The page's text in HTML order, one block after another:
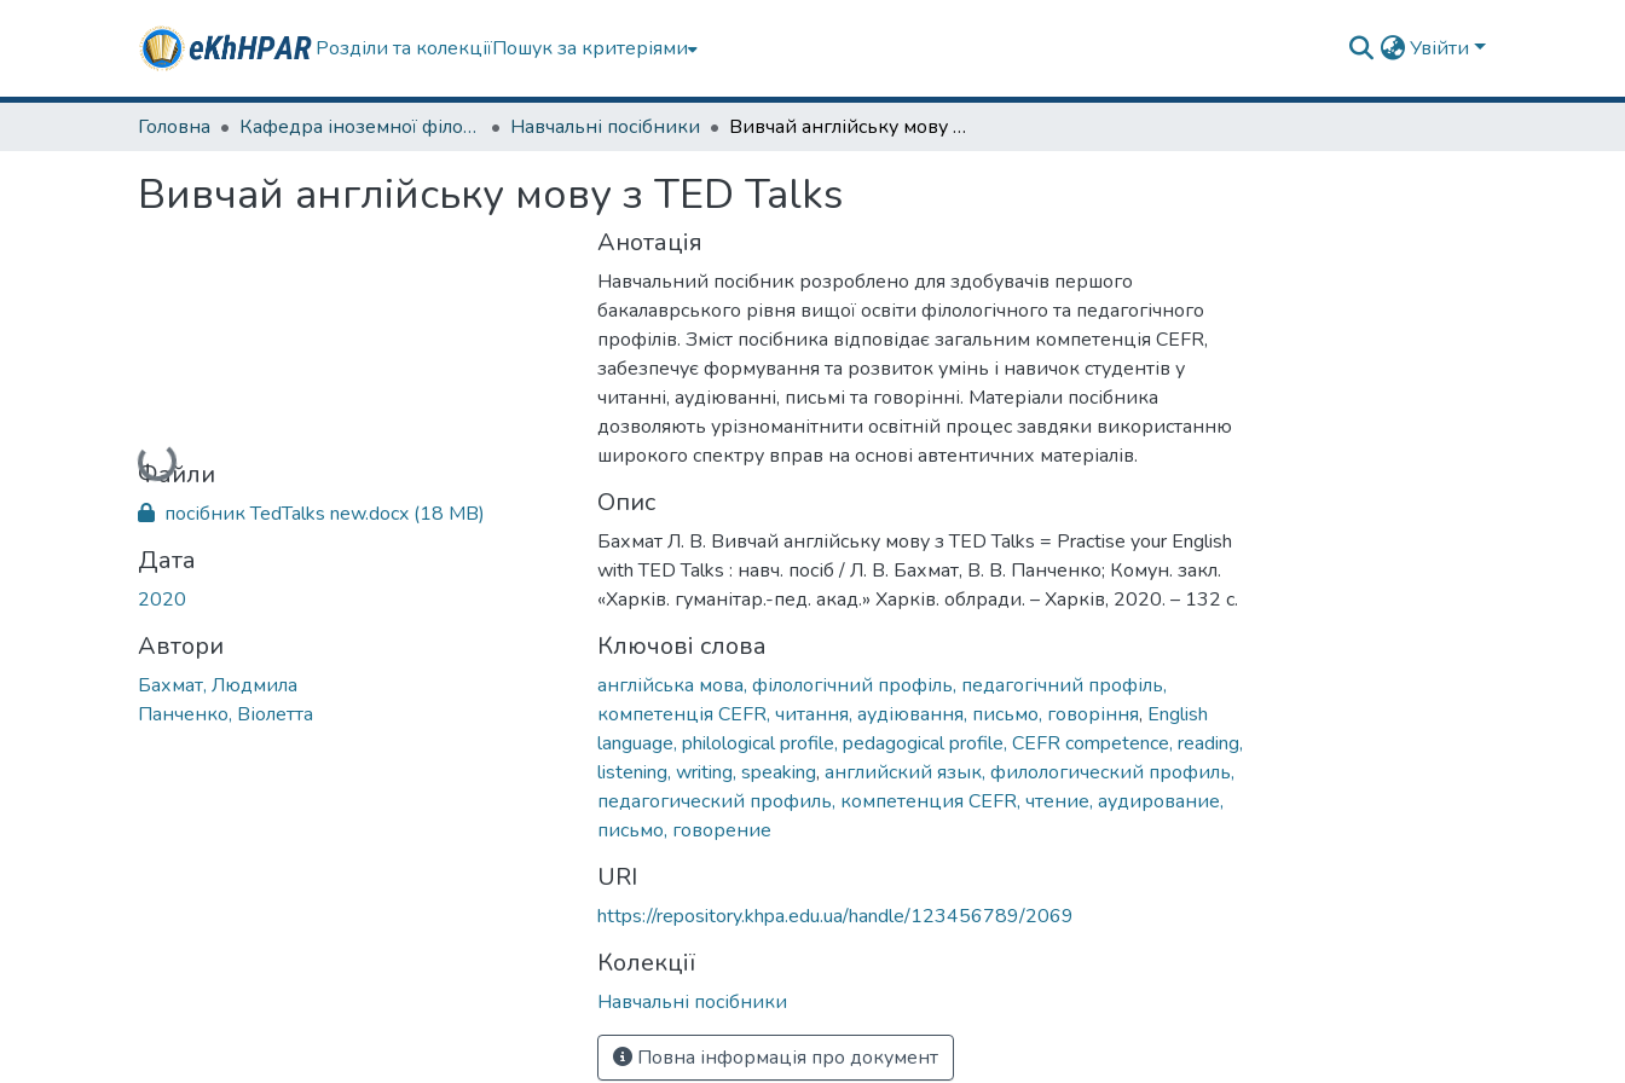
Розділи та колекціїПошук за критеріями Увійти
Головна Кафедра іноземної філології Навчальні посібники Вивчай англійську мову з TED Talks
Вивчай англійську мову з TED Talks
Вантажиться...
Файли
посібник TedTalks new.docx (18 MB)
Дата
2020
Автори
Бахмат, Людмила
Панченко, Віолетта
Анотація
Навчальний посібник розроблено для здобувачів першого
бакалаврського рівня вищої освіти філологічного та педагогічного
профілів. Зміст посібника відповідає загальним компетенція CEFR,
забезпечує формування та розвиток умінь і навичок студентів у
читанні, аудіюванні, письмі та говорінні. Матеріали посібника
дозволяють урізноманітнити освітній процес завдяки використанню
широкого спектру вправ на основі автентичних матеріалів.
Опис
Бахмат Л. В. Вивчай англійську мову з TED Talks = Practise your English
with TED Talks : навч. посіб / Л. В. Бахмат, В. В. Панченко; Комун. закл.
«Харків. гуманітар.-пед. акад.» Харків. облради. – Харків, 2020. – 132 с.
Ключові слова
англійська мова, філологічний профіль, педагогічний профіль,
компетенція CEFR, читання, аудіювання, письмо, говоріння, English
language, philological profile, pedagogical profile, CEFR competence, reading,
listening, writing, speaking, английский язык, филологический профиль,
педагогический профиль, компетенция CEFR, чтение, аудирование,
письмо, говорение
URI
https://repository.khpa.edu.ua/handle/123456789/2069
Колекції
Навчальні посібники
Повна інформація про документ